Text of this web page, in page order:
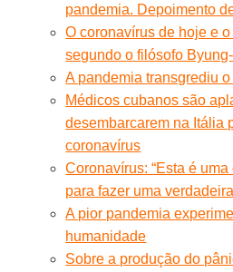
pandemia. Depoimento
O coronavírus de hoje e
segundo o filósofo
A pandemia transgrediu
Médicos cubanos são
desembarcarem na Itália
coronavírus
Coronavírus: “Esta é
para fazer uma
A pior pandemia
humanidade
Sobre a produção do